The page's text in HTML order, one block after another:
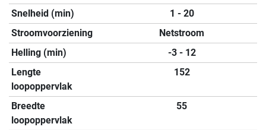
Snelheid (min)
1 - 20
Stroomvoorziening
Netstroom
Helling (min)
-3 - 12
Lengte
loopoppervlak
152
Breedte
loopoppervlak
55